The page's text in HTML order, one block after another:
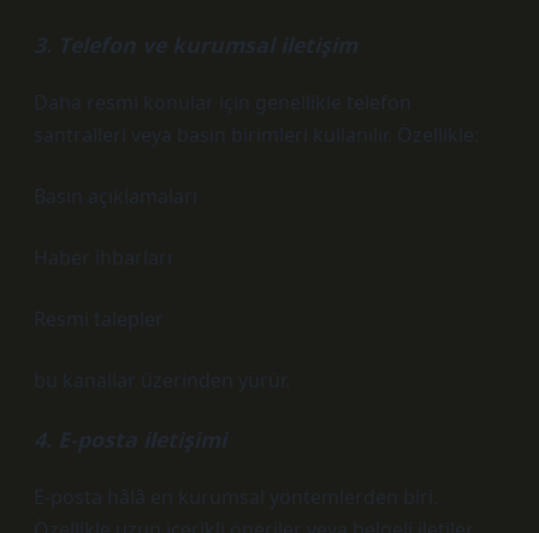
3. Telefon ve kurumsal iletişim
Daha resmi konular için genellikle telefon
santralleri veya basın birimleri kullanılır. Özellikle:
Basın açıklamaları
Haber ihbarları
Resmi talepler
bu kanallar üzerinden yürür.
4. E-posta iletişimi
E-posta hâlâ en kurumsal yöntemlerden biri.